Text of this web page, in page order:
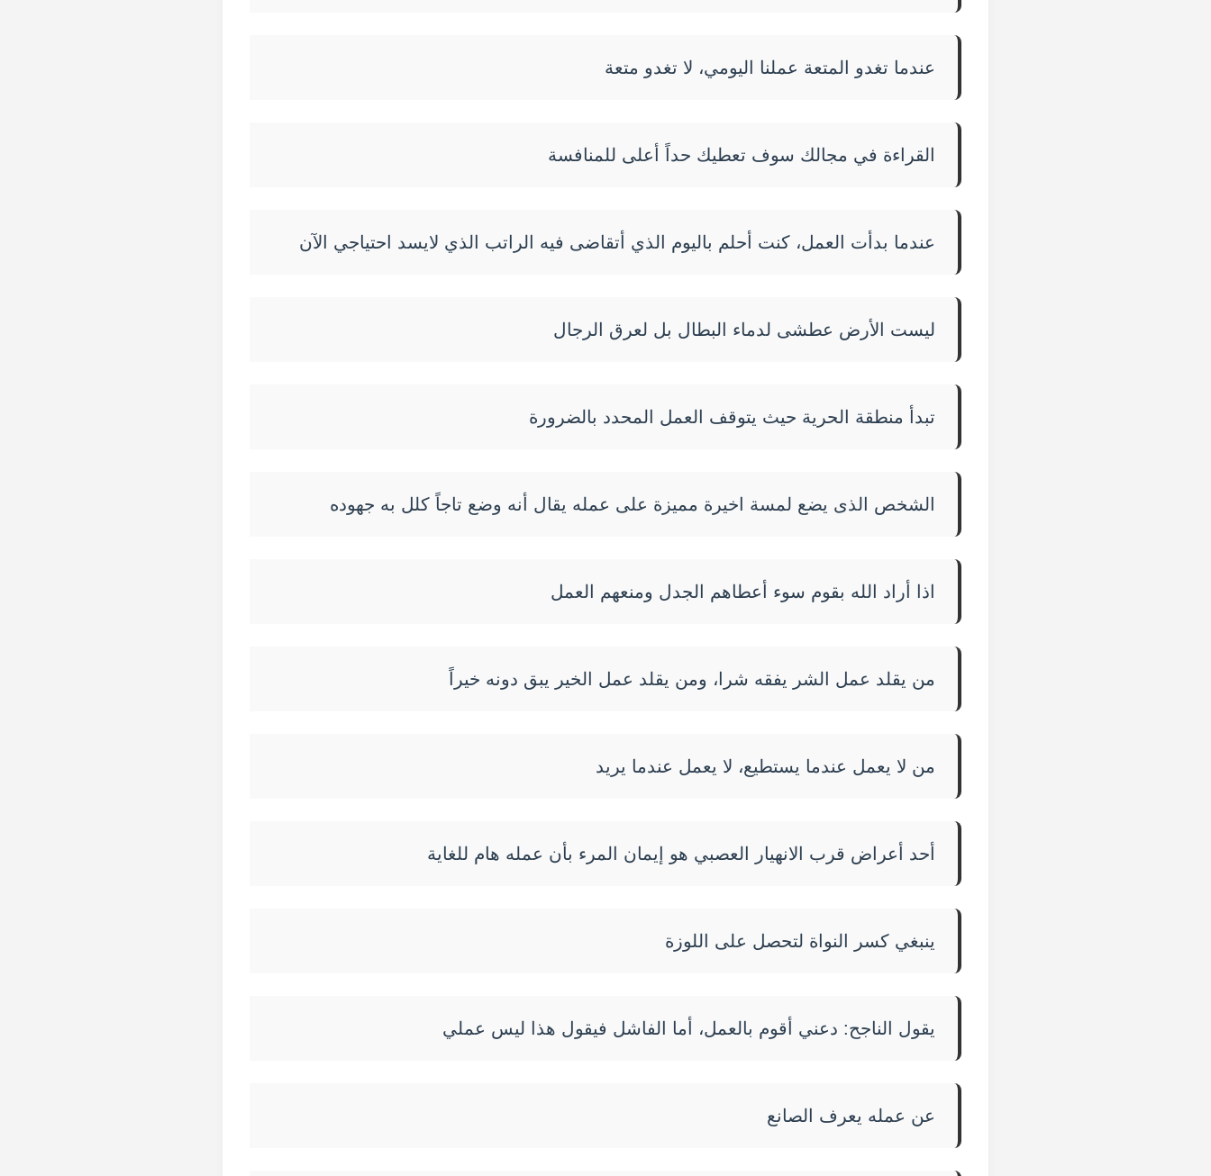
عندما تغدو المتعة عملنا اليومي، لا تغدو متعة
القراءة في مجالك سوف تعطيك حداً أعلى للمنافسة
عندما بدأت العمل، كنت أحلم باليوم الذي أتقاضى فيه الراتب الذي لايسد احتياجي الآن
ليست الأرض عطشى لدماء البطال بل لعرق الرجال
تبدأ منطقة الحرية حيث يتوقف العمل المحدد بالضرورة
الشخص الذى يضع لمسة اخيرة مميزة على عمله يقال أنه وضع تاجاً كلل به جهوده
اذا أراد الله بقوم سوء أعطاهم الجدل ومنعهم العمل
من يقلد عمل الشر يفقه شرا، ومن يقلد عمل الخير يبق دونه خيراً
من لا يعمل عندما يستطيع، لا يعمل عندما يريد
أحد أعراض قرب الانهيار العصبي هو إيمان المرء بأن عمله هام للغاية
ينبغي كسر النواة لتحصل على اللوزة
يقول الناجح: دعني أقوم بالعمل، أما الفاشل فيقول هذا ليس عملي
عن عمله يعرف الصانع